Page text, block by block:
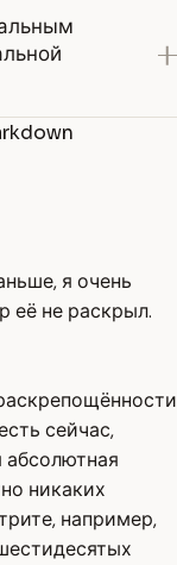
я очень
её не раскрыл.
сейчас,
абсолютная
никаких
например,